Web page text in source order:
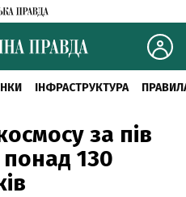
ІНФРАСТРУКТУРА
за пів
130